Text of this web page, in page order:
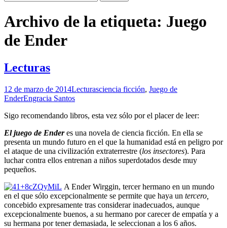
Archivo de la etiqueta: Juego
de Ender
Lecturas
12 de marzo de 2014Lecturasciencia ficción, Juego de
EnderEngracia Santos
Sigo recomendando libros, esta vez sólo por el placer de leer:
El juego de Ender es una novela de ciencia ficción. En ella se
presenta un mundo futuro en el que la humanidad está en peligro por
el ataque de una civilización extraterrestre (los insectores). Para
luchar contra ellos entrenan a niños superdotados desde muy
pequeños.
A Ender Wirggin, tercer hermano en un mundo
en el que sólo excepcionalmente se permite que haya un tercero,
concebido expresamente tras considerar inadecuados, aunque
excepcionalmente buenos, a su hermano por carecer de empatía y a
su hermana por tener demasiada, le seleccionan a los 6 años.